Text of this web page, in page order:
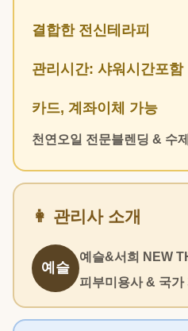
결합한 전신테라피
관리시간: 샤워시간포함
카드, 계좌이체 가능
천연오일 전문블렌딩 & 수
👩 관리사 소개
예슬
예슬&서희 NEW
피부미용사 & 국